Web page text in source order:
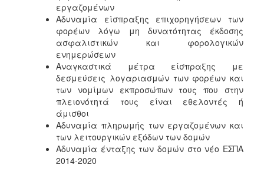
εργαζομένων
Αδυναμία είσπραξης επιχορηγήσεων των
φορέων λόγω μη δυνατότητας έκδοσης
ασφαλιστικών και φορολογικών
ενημερώσεων
Αναγκαστικά μέτρα είσπραξης με
δεσμεύσεις λογαριασμών των φορέων και
των νομίμων εκπροσώπων τους που στην
πλειονότητά τους είναι εθελοντές ή
άμισθοι
Αδυναμία πληρωμής των εργαζομένων και
των λειτουργικών εξόδων των δομών
Αδυναμία ένταξης των δομών στο νέο ΕΣΠΑ
2014-2020